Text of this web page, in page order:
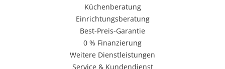
Küchenberatung
Einrichtungsberatung
Best-Preis-Garantie
0 % Finanzierung
Weitere Dienstleistungen
Service & Kundendienst